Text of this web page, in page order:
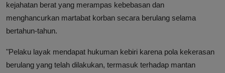
kejahatan berat yang merampas kebebasan dan
menghancurkan martabat korban secara berulang selama
bertahun-tahun.
"Pelaku layak mendapat hukuman kebiri karena pola kekerasan
berulang yang telah dilakukan, termasuk terhadap mantan